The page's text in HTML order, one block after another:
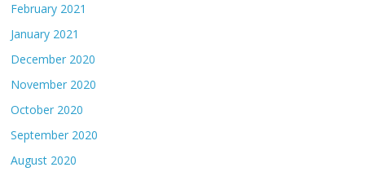
February 2021
January 2021
December 2020
November 2020
October 2020
September 2020
August 2020